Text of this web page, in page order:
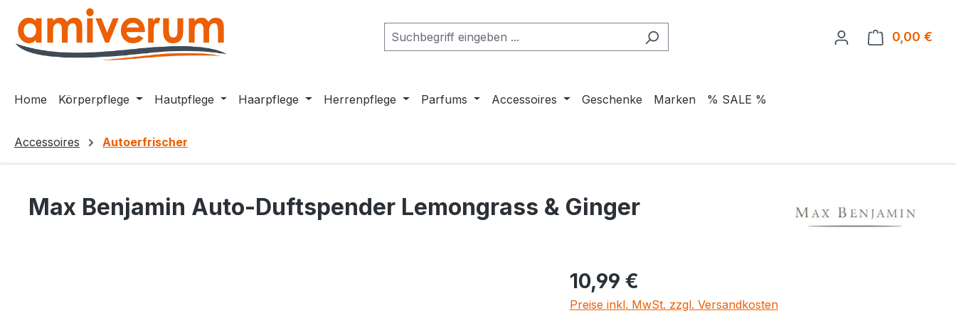
Hauptinhalt springen
Zur Suche springen
Zur Hauptnavigation springen
0,00 €
Home Körperpflege Hautpflege Haarpflege Herrenpflege Parfums Accessoires Geschenke Marken % SALE %
Accessoires Autoerfrischer
Max Benjamin Auto-Duftspender Lemongrass & Ginger
Regulärer Preis:
10,99 €
Preise inkl. MwSt. zzgl. Versandkosten